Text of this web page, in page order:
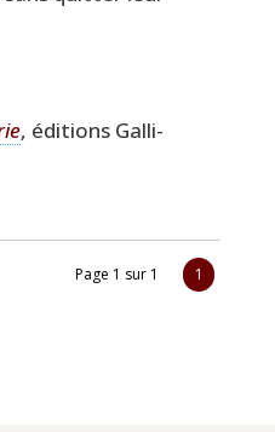
, édi­tions Gal­li­
Page 1 sur 1 1